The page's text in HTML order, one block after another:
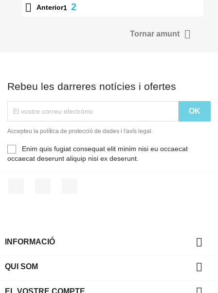
 Anterior1 2
Tornar amunt 
Rebeu les darreres notícies i ofertes
Accepteu la política de protecció de dades i l'avís legal.
Enim quis fugiat consequat elit minim nisi eu occaecat
occaecat deserunt aliquip nisi ex deserunt.
INFORMACIÓ 
QUI SOM 
EL VOSTRE COMPTE